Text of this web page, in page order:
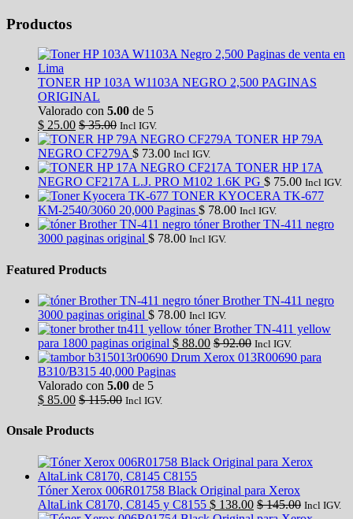
Productos
TONER HP 103A W1103A NEGRO 2,500 PAGINAS
ORIGINAL
Valorado con 5.00 de 5
$ 25.00 $35.00 Incl IGV.
TONER HP 79A
NEGRO CF279A $ 73.00 Incl IGV.
TONER HP 17A
NEGRO CF217A L.J. PRO M102 1.6K PG $ 75.00 Incl IGV.
TONER KYOCERA TK-677
KM-2540/3060 20,000 Paginas $ 78.00 Incl IGV.
tóner Brother TN-411 negro
3000 paginas original $ 78.00 Incl IGV.
Featured Products
tóner Brother TN-411 negro
3000 paginas original $ 78.00 Incl IGV.
tóner Brother TN-411 yellow
para 1800 paginas original $ 88.00 $92.00 Incl IGV.
Drum Xerox 013R00690 para
B310/B315 40,000 Paginas
Valorado con 5.00 de 5
$ 85.00 $115.00 Incl IGV.
Onsale Products
Tóner Xerox 006R01758 Black Original para Xerox
AltaLink C8170, C8145 y C8155 $ 138.00 $145.00 Incl IGV.